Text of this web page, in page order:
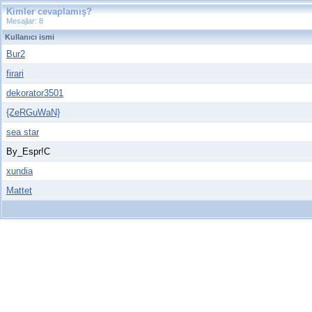
Kimler cevaplamış?
Mesajlar: 8
Kullanıcı ismi
Bur2
firari
dekorator3501
{ZeRGuWaN}
sea star
By_Espr!C
xundia
Mattet